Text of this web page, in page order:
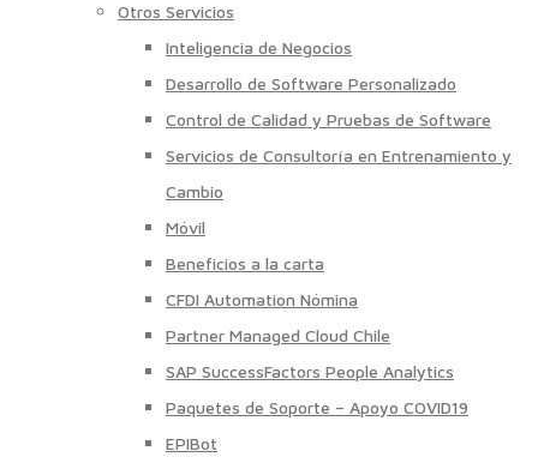
Otros Servicios
Inteligencia de Negocios
Desarrollo de Software Personalizado
Control de Calidad y Pruebas de Software
Servicios de Consultoría en Entrenamiento y
Cambio
Móvil
Beneficios a la carta
CFDI Automation Nómina
Partner Managed Cloud Chile
SAP SuccessFactors People Analytics
Paquetes de Soporte – Apoyo COVID19
EPIBot